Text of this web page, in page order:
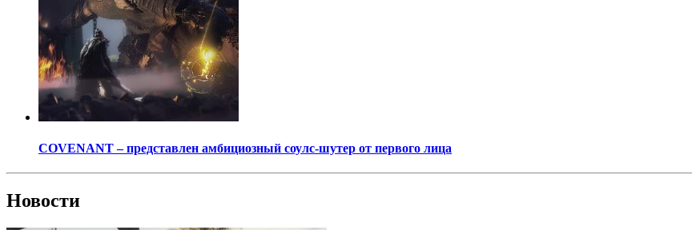
COVENANT – представлен амбициозный соулс-шутер от первого лица
Новости